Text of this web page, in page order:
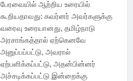
பேரவையில் ஆற்றிய உரையில்
கூறியதாவது: கவர்னர் அவர்களுக்கு
வரைவு உரையானது, தமிழ்நாடு
அரசாங்கத்தால் ஏற்கெனவே
அனுப்பப்பட்டு, அவரால்
ஏற்பளிக்கப்பட்டு, அதன்பின்னர்
அச்சடிக்கப்பட்டு இன்றைக்கு